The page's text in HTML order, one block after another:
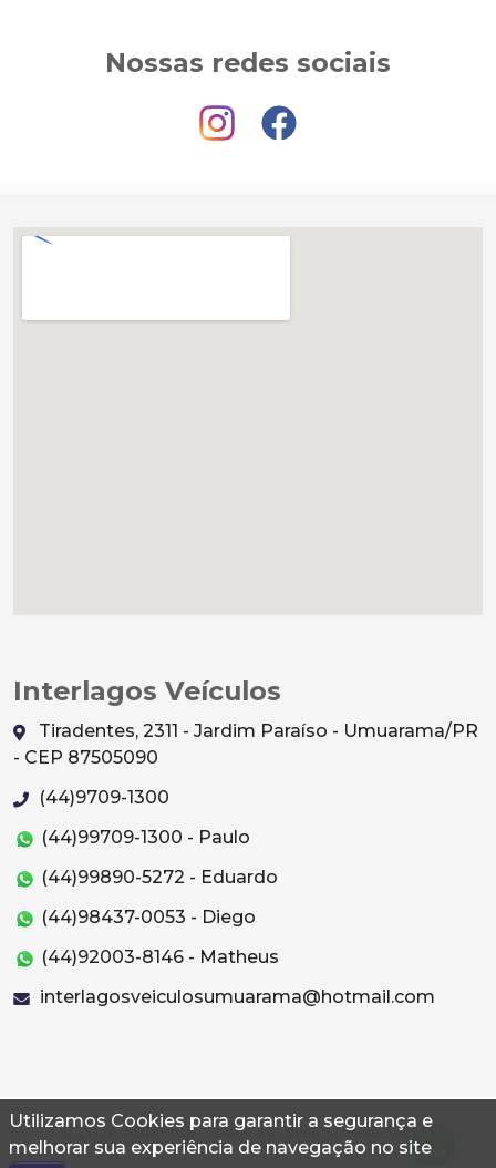
Utilizamos Cookies para garantir a segurança e
melhorar sua experiência de navegação no site
Nossas redes sociais
Interlagos Veículos
Tiradentes, 2311 - Jardim Paraíso - Umuarama/PR
- CEP 87505090
(44)9709-1300
(44)99709-1300 - Paulo
(44)99890-5272 - Eduardo
(44)98437-0053 - Diego
(44)92003-8146 - Matheus
interlagosveiculosumuarama@hotmail.com
© 2026 Autoconf. Todos os direitos reservados.